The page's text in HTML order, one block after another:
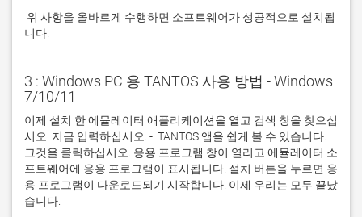
니다.
3 : Windows PC 용 TANTOS 사용 방법 - Windows
7/10/11
이제 설치 한 에뮬레이터 애플리케이션을 열고 검색 창을 찾으십
시오. 지금 입력하십시오. -  TANTOS 앱을 쉽게 볼 수 있습니다.
그것을 클릭하십시오. 응용 프로그램 창이 열리고 에뮬레이터 소
프트웨어에 응용 프로그램이 표시됩니다. 설치 버튼을 누르면 응
용 프로그램이 다운로드되기 시작합니다. 이제 우리는 모두 끝났